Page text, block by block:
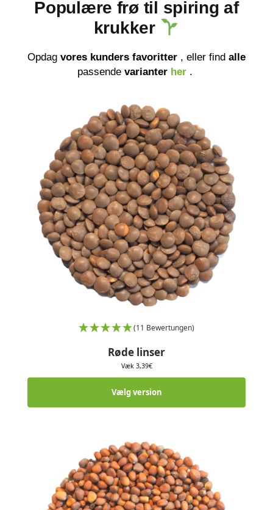
Populære frø til spiring af
krukker
Opdag vores kunders favoritter , eller find alle
passende varianter her .
(11 Bewertungen)
Røde linser
Væk 3,39€
Vælg version